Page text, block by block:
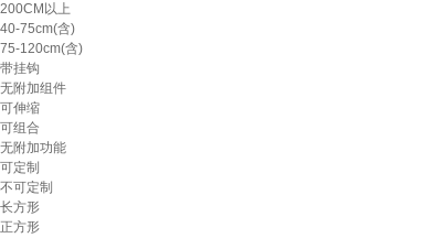
200CM以上
40-75cm(含)
75-120cm(含)
带挂钩
无附加组件
可伸缩
可组合
无附加功能
可定制
不可定制
长方形
正方形